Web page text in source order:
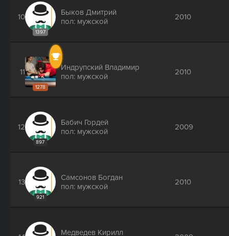
10
1397
Быков Дмитрий
пол: мужской
2010
11
1278
Индрупский Владимир
пол: мужской
2010
12
897
Бабич Гордей
пол: мужской
2009
13
921
Самсонов Богдан
пол: мужской
2010
Медведев Кирилл